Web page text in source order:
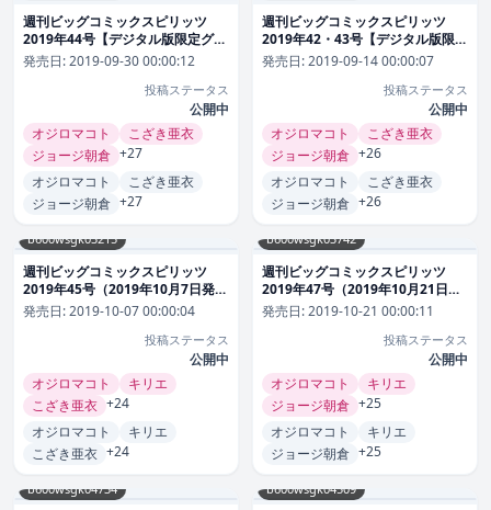
週刊ビッグコミックスピリッツ
2019年44号【デジタル版限定グラ
ビア増量「坂口風詩」】（2019年
9月30日発売） 雑誌
発売日:2019-09-30 00:00:12
投稿ステータス
公開中
オジロマコト
こざき亜衣
ジョージ朝倉 +27
オジロマコト
こざき亜衣
ジョージ朝倉 +27
週刊ビッグコミックスピリッツ
2019年42・43号【デジタル版限定
グラビア増量「浅川梨奈」】
（2019年9月14日発売） 雑誌
発売日:2019-09-14 00:00:07
投稿ステータス
公開中
オジロマコト
こざき亜衣
ジョージ朝倉 +26
オジロマコト
こざき亜衣
ジョージ朝倉 +26
b600wsgk03215
週刊ビッグコミックスピリッツ
2019年45号（2019年10月7日発
売） 雑誌
発売日:2019-10-07 00:00:04
投稿ステータス
公開中
オジロマコト
キリエ
こざき亜衣 +24
オジロマコト
キリエ
こざき亜衣 +24
b600wsgk03742
週刊ビッグコミックスピリッツ
2019年47号（2019年10月21日発
売） 雑誌
発売日:2019-10-21 00:00:11
投稿ステータス
公開中
オジロマコト
キリエ
ジョージ朝倉 +25
オジロマコト
キリエ
ジョージ朝倉 +25
b600wsgk04734 b600wsgk04509